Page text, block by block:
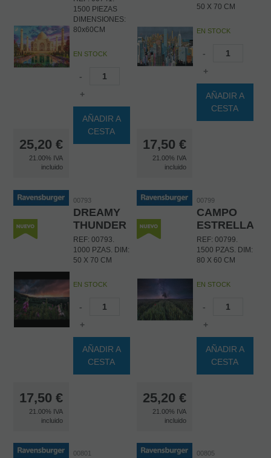
25,20 €
21.00% IVA
incluido
1500 PIEZAS
DIMENSIONES:
80x60CM
EN STOCK
-
+
AÑADIR A
CESTA
17,50 €
21.00% IVA
incluido
50 X 70 CM
EN STOCK
-
+
AÑADIR A
CESTA
17,50 €
21.00% IVA
incluido
00793
DREAMY
THUNDER
REF: 00793.
1000 PZAS. DIM:
50 X 70 CM
EN STOCK
-
+
AÑADIR A
CESTA
25,20 €
21.00% IVA
incluido
00799
CAMPO
ESTRELLADO
REF: 00799.
1500 PZAS. DIM:
80 X 60 CM
EN STOCK
-
+
AÑADIR A
CESTA
00801 00805